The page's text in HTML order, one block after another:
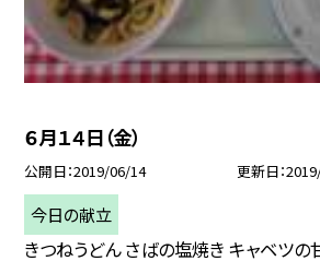
６月１４日（金）
公開日 2019/06/14 更新日
今日の献立
きつねうどん さばの塩焼き キャベツ